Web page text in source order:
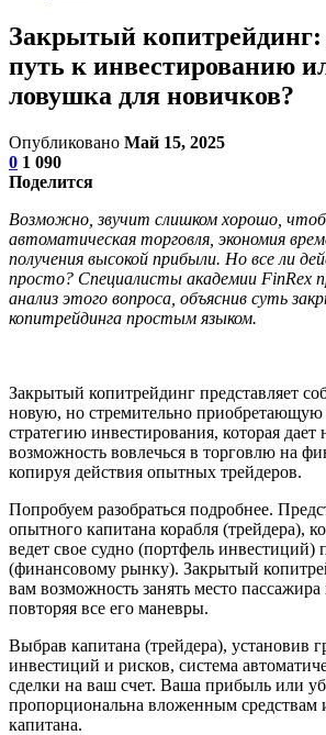
Закрытый копитрейдинг:
путь к инвестированию
ловушка для новичков?
Опубликовано Май 15, 2025
0 1 090
Поделится
Возможно, звучит слишком хорошо,
автоматическая торговля, экономия
получения высокой прибыли. Но все ли
просто? Специалисты академии FinRex
анализ этого вопроса, объяснив суть
копитрейдинга простым языком.
Закрытый копитрейдинг представляет
новую, но стремительно приобретающую
стратегию инвестирования, которая дает
возможность вовлечься в торговлю на
копируя действия опытных трейдеров.
Попробуем разобраться подробнее.
опытного капитана корабля (трейдера),
ведет свое судно (портфель
(финансовому рынку). Закрытый
вам возможность занять место пассажира
повторяя все его маневры.
Выбрав капитана (трейдера), установив
инвестиций и рисков, система
сделки на ваш счет. Ваша прибыль или
пропорциональна вложенным средствам
капитана.